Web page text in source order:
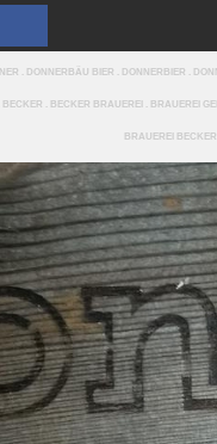
. DONNERBÄU BIER . DONNERBIER .
. BECKER BRAUEREI . BRAUEREI
BRAUEREI